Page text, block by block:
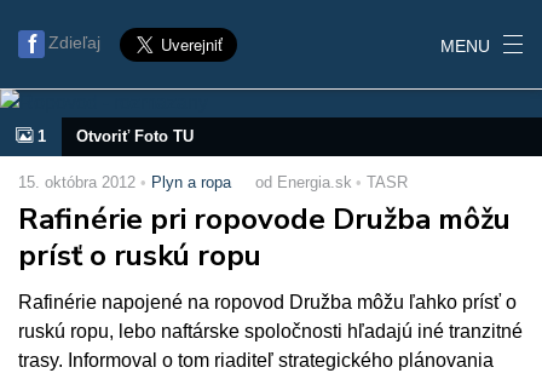
Zdieľaj MENU
1 Otvoriť Foto TU
15. októbra 2012 Plyn a ropa od Energia.sk TASR
Rafinérie pri ropovode Družba môžu
prísť o ruskú ropu
Rafinérie napojené na ropovod Družba môžu ľahko prísť o
ruskú ropu, lebo naftárske spoločnosti hľadajú iné tranzitné
trasy. Informoval o tom riaditeľ strategického plánovania